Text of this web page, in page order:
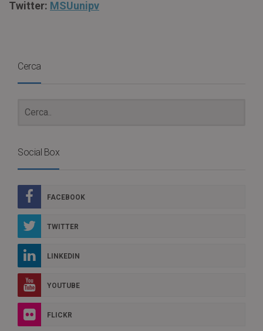
Twitter: MSUunipv
Cerca
Social Box
FACEBOOK
TWITTER
LINKEDIN
YOUTUBE
FLICKR